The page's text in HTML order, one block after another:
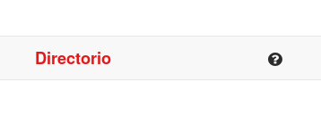
Directorio